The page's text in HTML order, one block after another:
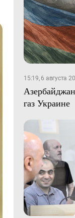
15:19, 6 августа
газ Украине